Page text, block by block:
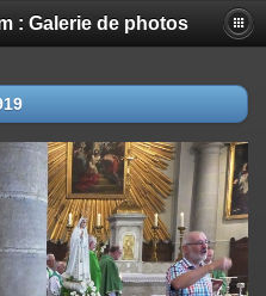
: Galerie de photos